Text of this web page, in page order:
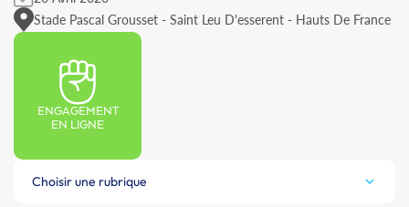
Stade Pascal Grousset - Saint Leu D'esserent - Hauts De France
ENGAGEMENT
EN LIGNE
Choisir une rubrique